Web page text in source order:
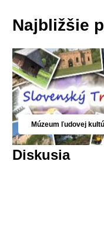
Najbližšie
Múzeum ľudovej
Diskusia